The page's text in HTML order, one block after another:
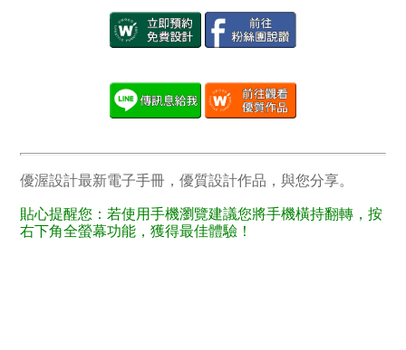
優渥設計最新電子手冊，優質設計作品，與您分享。
貼心提醒您：若使用手機瀏覽建議您將手機橫持翻轉，按
右下角全螢幕功能，獲得最佳體驗！